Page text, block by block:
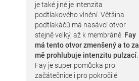
je také jiné je intenzita
podtlakového vlnění. Většina
podtlakáčů má nasávcí otvor
stejně velký, až k membráně. Fay
má tento otvor zmenšený a to za
mě prohlubuje intenzitu pulzací.
Fay je super pomůcka pro
začátečnice i pro pokročilé